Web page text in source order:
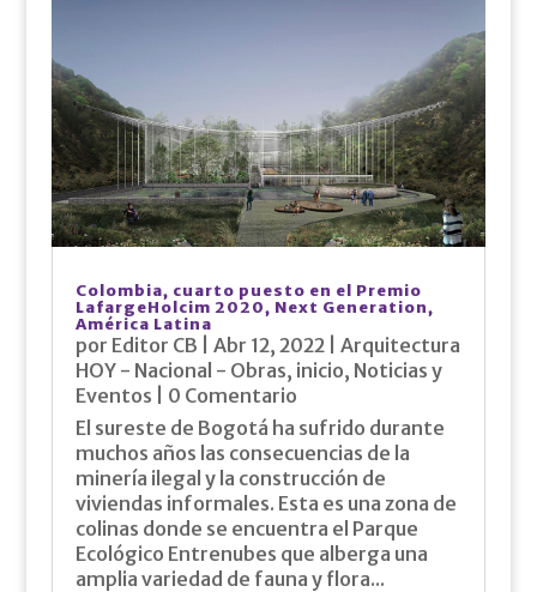
Colombia, cuarto puesto en el Premio
LafargeHolcim 2020, Next Generation,
América Latina
por Editor CB Abr 12, 2022| Arquitectura
HOY - Nacional - Obras, inicio, Noticias y
Eventos | 0 Comentario
El sureste de Bogotá ha sufrido durante
muchos años las consecuencias de la
minería ilegal y la construcción de
viviendas informales. Esta es una zona de
colinas donde se encuentra el Parque
Ecológico Entrenubes que alberga una
amplia variedad de fauna y flora...